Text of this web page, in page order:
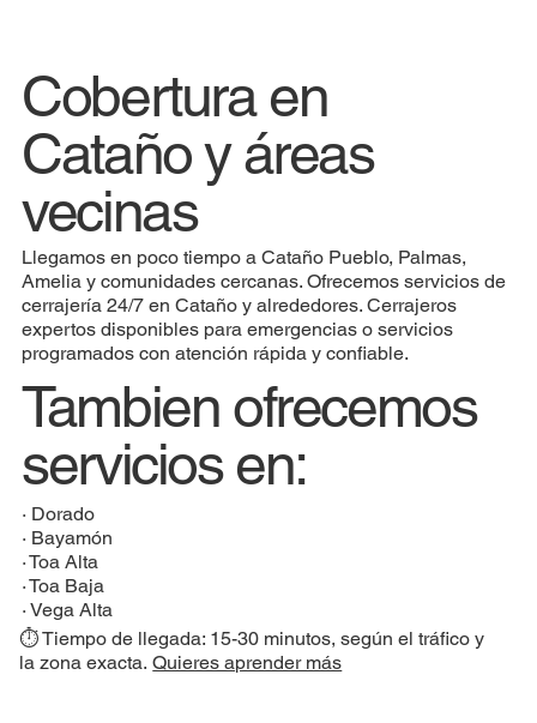
Cobertura en
Cataño y áreas
vecinas
Llegamos en poco tiempo a Cataño Pueblo, Palmas,
Amelia y comunidades cercanas. Ofrecemos servicios de
cerrajería 24/7 en Cataño y alrededores. Cerrajeros
expertos disponibles para emergencias o servicios
programados con atención rápida y confiable.
Tambien ofrecemos
servicios en:
· Dorado
· Bayamón
·Toa Alta
·Toa Baja
·Vega Alta
⏱️ Tiempo de llegada: 15-30 minutos, según el tráfico y
la zona exacta.Quieres aprender más